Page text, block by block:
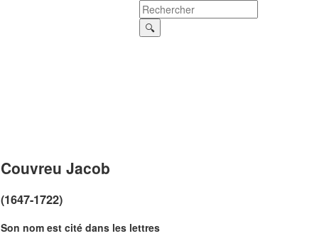
Couvreu Jacob
(1647-1722)
Son nom est cité dans les lettres